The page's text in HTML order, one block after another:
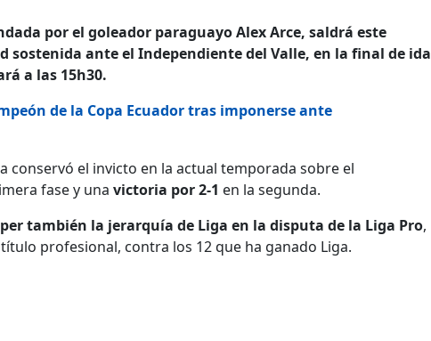
por el goleador paraguayo Alex Arce, saldrá este
ante el Independiente del Valle, en la final de ida
a las 15h30.
de la Copa Ecuador tras imponerse ante
conservó el invicto en la actual temporada sobre el
fase y una victoria por 2-1 en la segunda.
también la jerarquía de Liga en la disputa de la Liga Pro,
profesional, contra los 12 que ha ganado Liga.